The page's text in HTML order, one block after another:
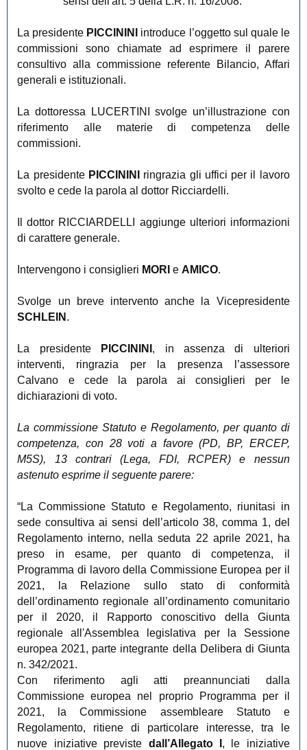
La presidente PICCININI
introduce l’oggetto sul quale le
commissioni sono chiamate ad esprimere il parere
consultivo alla commissione referente Bilancio, Affari
generali e istituzionali.
La dottoressa LUCERTINI svolge un’illustrazione con
riferimento alle materie di competenza delle
commissioni.
La presidente PICCININI
ringrazia gli uffici per il lavoro
svolto e cede la parola al dottor Ricciardelli.
Il dottor RICCIARDELLI aggiunge ulteriori informazioni
di carattere generale.
Intervengono i consiglieri MORI eAMICO.
Svolge un breve intervento anche la Vicepresidente
SCHLEIN .
La presidente PICCININI , in assenza di ulteriori
interventi, ringrazia per la presenza l’assessore
Calvano e cede la parola ai consiglieri per le
dichiarazioni di voto.
La commissione Statuto e Regolamento, per quanto di
competenza, con 28 voti a favore (PD, BP, ERCEP,
M5S), 13 contrari (Lega, FDI, RCPER) e nessun
astenuto esprime il seguente parere:
“La Commissione Statuto e Regolamento, riunitasi in
sede consultiva ai sensi dell’articolo 38, comma 1, del
Regolamento interno, nella seduta 22 aprile 2021, ha
preso in esame, per quanto di competenza, il
Programma di lavoro della Commissione Europea per il
2021, la Relazione sullo stato di conformità
dell’ordinamento regionale all’ordinamento comunitario
per il 2020, il Rapporto conoscitivo della Giunta
regionale all'Assemblea legislativa per la Sessione
europea 2021, parte integrante della Delibera di Giunta
n. 342/2021.
Con riferimento agli atti preannunciati dalla
Commissione europea nel proprio Programma per il
2021, laCommissione assembleare Statuto e
Regolamento, ritiene di particolare interesse, tra le
nuove iniziative previste dall’Allegato I , le iniziative